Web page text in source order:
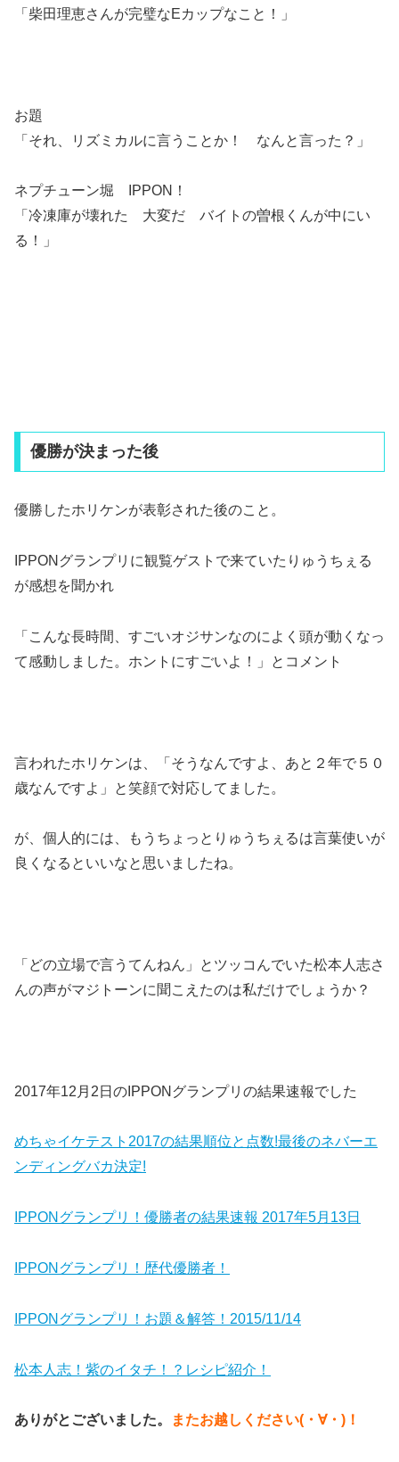
「柴田理恵さんが完璧なEカップなこと！」
お題
「それ、リズミカルに言うことか！ なんと言った？」
ネプチューン堀 IPPON！
「冷凍庫が壊れた 大変だ バイトの曽根くんが中にい
る！」
優勝が決まった後
優勝したホリケンが表彰された後のこと。
IPPONグランプリに観覧ゲストで来ていたりゅうちぇる
が感想を聞かれ
「こんな長時間、すごいオジサンなのによく頭が動くなっ
て感動しました。ホントにすごいよ！」とコメント
言われたホリケンは、「そうなんですよ、あと２年で５０
歳なんですよ」と笑顔で対応してました。
が、個人的には、もうちょっとりゅうちぇるは言葉使いが
良くなるといいなと思いましたね。
「どの立場で言うてんねん」とツッコんでいた松本人志さ
んの声がマジトーンに聞こえたのは私だけでしょうか？
2017年12月2日のIPPONグランプリの結果速報でした
めちゃイケテスト2017の結果順位と点数!最後のネバーエ
ンディングバカ決定!
IPPONグランプリ！優勝者の結果速報 2017年5月13日
IPPONグランプリ！歴代優勝者！
IPPONグランプリ！お題＆解答！2015/11/14
松本人志！紫のイタチ！？レシピ紹介！
ありがとございました。 またお越しください(・∀・)！